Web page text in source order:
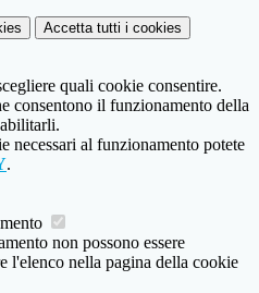
Accetta tutti i cookies
quali cookie consentire.
consentono il funzionamento della
necessari al funzionamento potete
.
non possono essere
l'elenco nella pagina della cookie